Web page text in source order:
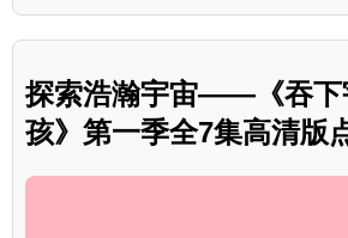
探索浩瀚宇宙——《吞下
孩》第一季全7集高清版